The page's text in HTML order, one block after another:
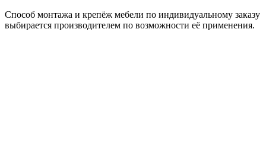
Способ монтажа и крепёж мебели по индивидуальному заказу
выбирается производителем по возможности её применения.